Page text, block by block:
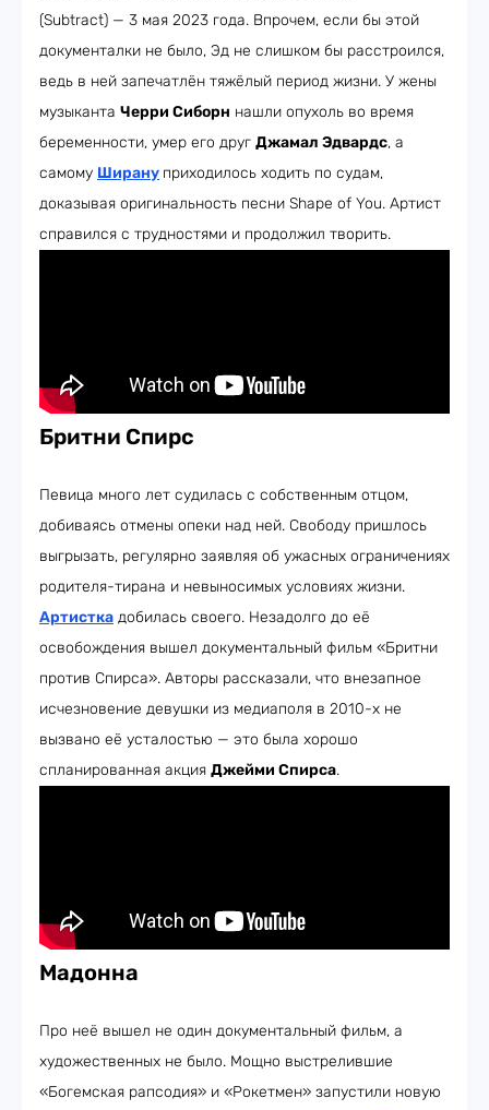
(Subtract) — 3 мая 2023 года. Впрочем, если бы этой
документалки не было, Эд не слишком бы расстроился,
ведь в ней запечатлён тяжёлый период жизни. У жены
музыканта Черри Сиборн нашли опухоль во время
беременности, умер его друг Джамал Эдвардс, а
самому Ширану приходилось ходить по судам,
доказывая оригинальность песни Shape of You. Артист
справился с трудностями и продолжил творить.
Бритни Спирс
Певица много лет судилась с собственным отцом,
добиваясь отмены опеки над ней. Свободу пришлось
выгрызать, регулярно заявляя об ужасных ограничениях
родителя-тирана и невыносимых условиях жизни.
Артистка добилась своего. Незадолго до её
освобождения вышел документальный фильм «Бритни
против Спирса». Авторы рассказали, что внезапное
исчезновение девушки из медиаполя в 2010-х не
вызвано её усталостью — это была хорошо
спланированная акция Джейми Спирса.
Мадонна
Про неё вышел не один документальный фильм, а
художественных не было. Мощно выстрелившие
«Богемская рапсодия» и «Рокетмен» запустили новую